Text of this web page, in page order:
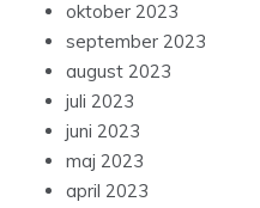
oktober 2023
september 2023
august 2023
juli 2023
juni 2023
maj 2023
april 2023